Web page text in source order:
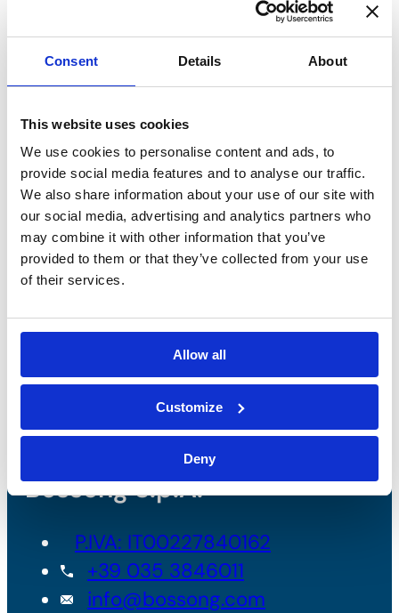
Consent Details About
This website uses cookies
We use cookies to personalise content and ads, to
provide social media features and to analyse our traffic.
We also share information about your use of our site with
our social media, advertising and analytics partners who
may combine it with other information that you’ve
provided to them or that they’ve collected from your use
of their services.
Allow all
Customize
Deny
Messaggio*
Dichiaro di aver letto l'
sulla privacy e di accettare il
trattamento dei dati personali*
Bossong S.p.A.
P.IVA: IT00227840162
+39 035 3846011
info@bossong.com